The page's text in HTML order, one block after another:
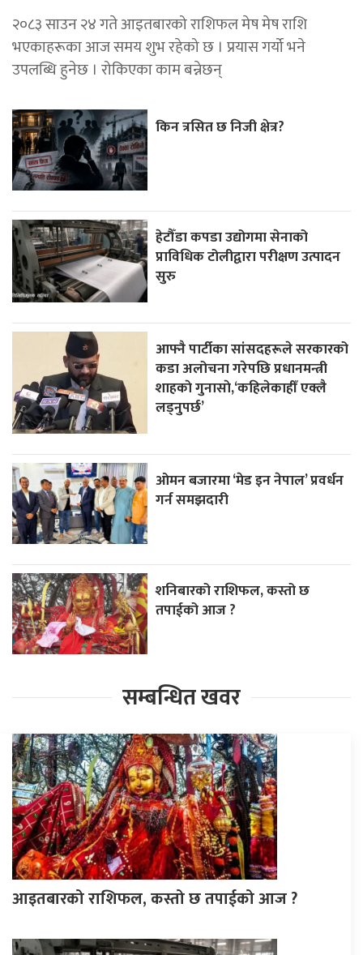
२०८३ साउन २४ गते आइतबारको राशिफल मेष मेष राशि
भएकाहरूका आज समय शुभ रहेको छ । प्रयास गर्यो भने
उपलब्धि हुनेछ । रोकिएका काम बन्नेछन्
किन त्रसित छ निजी क्षेत्र?
हेटौँडा कपडा उद्योगमा सेनाको
प्राविधिक टोलीद्वारा परीक्षण उत्पादन
सुरु
आफ्नै पार्टीका सांसदहरूले सरकारको
कडा अलोचना गरेपछि प्रधानमन्त्री
शाहकाे गुनासाे,‘कहिलेकाहीँ एक्लै
लड्नुपर्छ’
ओमन बजारमा ‘मेड इन नेपाल’ प्रवर्धन
गर्न समझदारी
शनिबारको राशिफल, कस्तो छ
तपाईको आज ?
सम्बन्धित खवर
आइतबारको राशिफल, कस्तो छ तपाईको आज ?